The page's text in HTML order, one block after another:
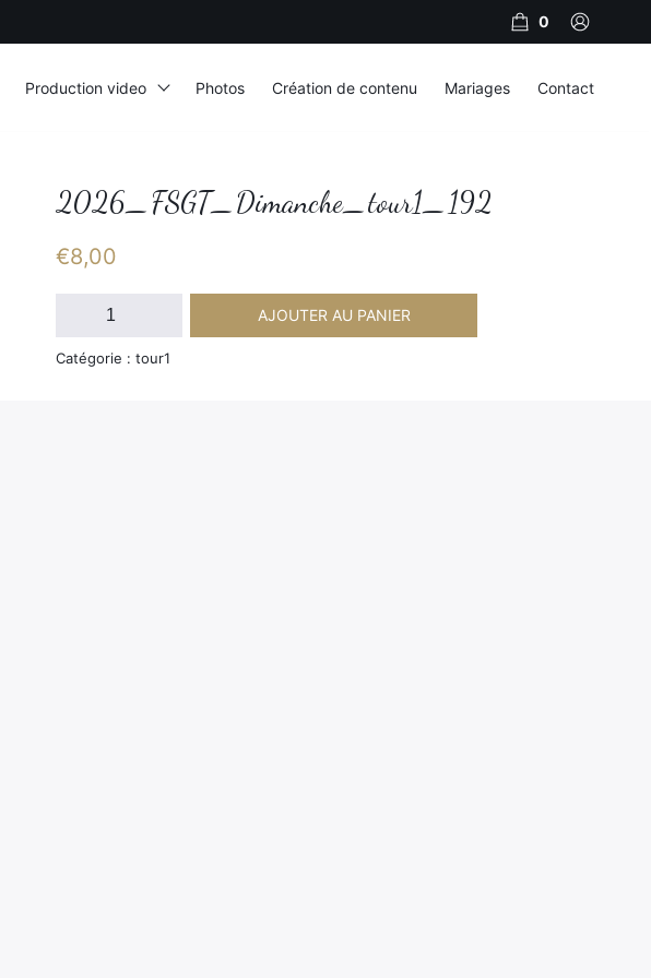
2026_FSGT_Dimanche_tour1_192
€8,00
quantité
2026_FSGT_Dimanche_tour1_192
AJOUTER AU PANIER
Catégorie : tour1
0
Production video Photos Création de contenu Mariages Contact